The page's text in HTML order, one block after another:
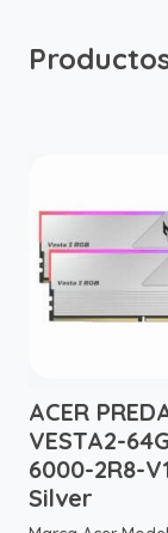
ACER
VESTA2-
6000-2R8-
Silver